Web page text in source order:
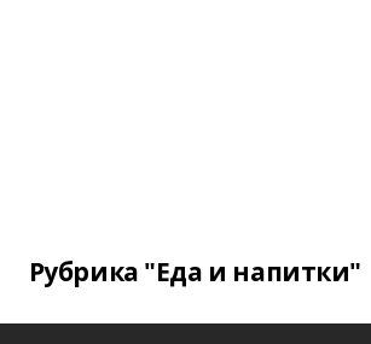
Рубрика "Еда и напитки"